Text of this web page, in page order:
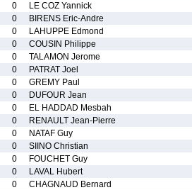
0
LE COZ Yannick
0
BIRENS Eric-Andre
0
LAHUPPE Edmond
0
COUSIN Philippe
0
TALAMON Jerome
0
PATRAT Joel
0
GREMY Paul
0
DUFOUR Jean
0
EL HADDAD Mesbah
0
RENAULT Jean-Pierre
0
NATAF Guy
0
SIINO Christian
0
FOUCHET Guy
0
LAVAL Hubert
0
CHAGNAUD Bernard